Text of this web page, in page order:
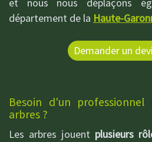
et nous nous déplaçons
département de la Haute-
Demander un
Besoin d'un
arbres ?
Les arbres jouent plusieurs